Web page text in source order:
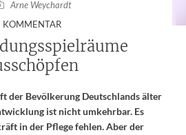
Arne Weychardt
KOMMENTAR:
der Bevölkerung Deutschlands älter
ist nicht umkehrbar. Es
in der Pflege fehlen. Aber der